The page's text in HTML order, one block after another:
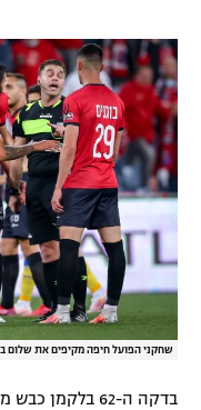
שחקני הפועל חיפה מקיפים את שלום
בדקה ה-62